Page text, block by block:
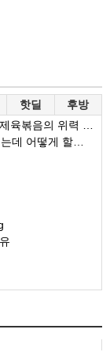
핫딜 후방
음의 위력 ㅋㅋ
어떻게 할까요?